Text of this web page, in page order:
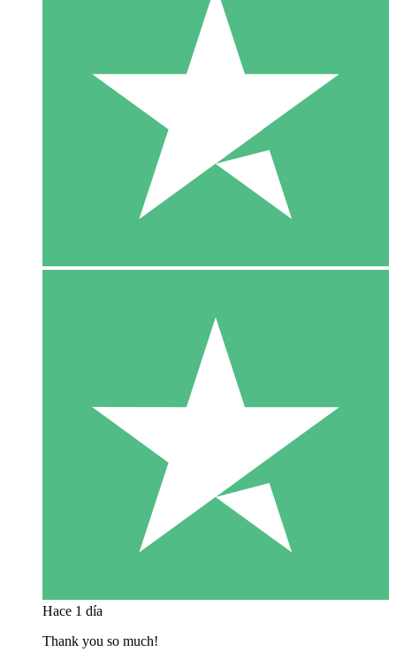
Hace 1 día
Thank you so much!